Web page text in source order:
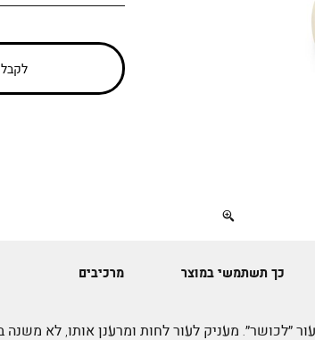
Full
כך תשתמשי במוצר מרכיבים
״לכושר״. מעניק לעור לחות ומרענן אותו, לא